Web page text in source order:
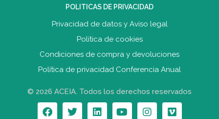
POLITICAS DE PRIVACIDAD
Privacidad de datos y Aviso legal
Política de cookies
Condiciones de compra y devoluciones
Política de privacidad Conferencia Anual
© 2026 ACEIA. Todos los derechos reservados